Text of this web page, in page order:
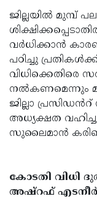
ജില്ലയിൽ മുമ്പ്
വർധിക്കാൻ
പഠിച്ചു
വിധിക്കെതിരെ
നൽകണമെന്നും
ജില്ലാ
അധ്യക്ഷത
സുലൈമാൻ
കോടതി വിധി
അഷ്റഫ് എടനീർ